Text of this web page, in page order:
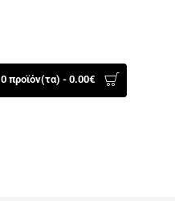
0 προϊόν(τα) - 0.00€